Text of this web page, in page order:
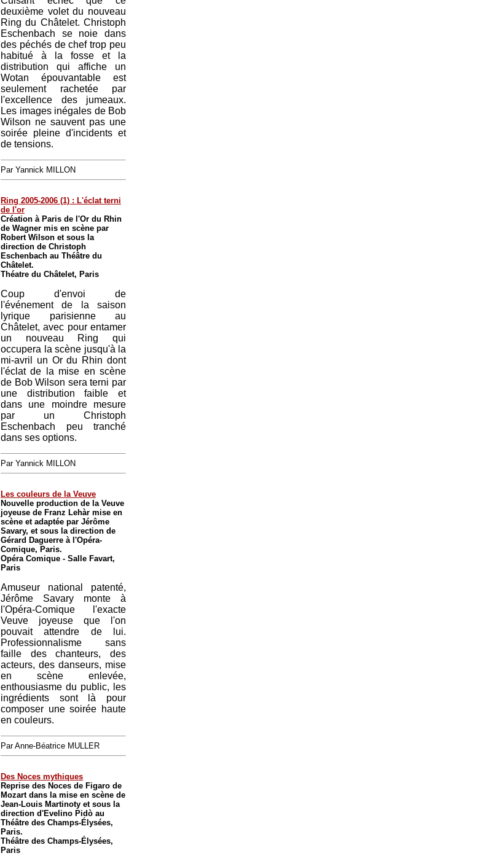
deuxième volet du nouveau
Ring du Châtelet. Christoph
Eschenbach se noie dans
des péchés de chef trop peu
habitué à la fosse et la
distribution qui affiche un
Wotan épouvantable est
seulement rachetée par
l'excellence des jumeaux.
Les images inégales de Bob
Wilson ne sauvent pas une
soirée pleine d'incidents et
de tensions.
Par Yannick MILLON
Ring 2005-2006 (1) : L'éclat terni
de l'or
Création à Paris de l'Or du Rhin
de Wagner mis en scène par
Robert Wilson et sous la
direction de Christoph
Eschenbach au Théâtre du
Châtelet.
Théatre du Châtelet, Paris
Coup d'envoi de
l'événement de la saison
lyrique parisienne au
Châtelet, avec pour entamer
un nouveau Ring qui
occupera la scène jusqu'à la
mi-avril un Or du Rhin dont
l'éclat de la mise en scène
de Bob Wilson sera terni par
une distribution faible et
dans une moindre mesure
par un Christoph
Eschenbach peu tranché
dans ses options.
Par Yannick MILLON
Les couleurs de la Veuve
Nouvelle production de la Veuve
joyeuse de Franz Lehàr mise en
scène et adaptée par Jérôme
Savary, et sous la direction de
Gérard Daguerre à l'Opéra-
Comique, Paris.
Opéra Comique - Salle Favart,
Paris
Amuseur national patenté,
Jérôme Savary monte à
l'Opéra-Comique l'exacte
Veuve joyeuse que l'on
pouvait attendre de lui.
Professionnalisme sans
faille des chanteurs, des
acteurs, des danseurs, mise
en scène enlevée,
enthousiasme du public, les
ingrédients sont là pour
composer une soirée haute
en couleurs.
Par Anne-Béatrice MULLER
Des Noces mythiques
Reprise des Noces de Figaro de
Mozart dans la mise en scène de
Jean-Louis Martinoty et sous la
direction d'Evelino Pidò au
Théâtre des Champs-Élysées,
Paris.
Théâtre des Champs-Élysées,
Paris